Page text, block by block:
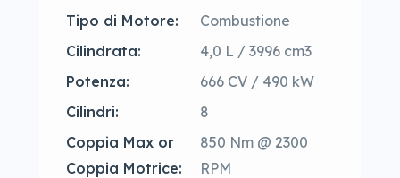
Tipo di Motore:
Combustione
Cilindrata:
4,0 L / 3996 cm3
Potenza:
666 CV / 490 kW
Cilindri:
8
Coppia Max or
Coppia Motrice:
850 Nm @ 2300
RPM